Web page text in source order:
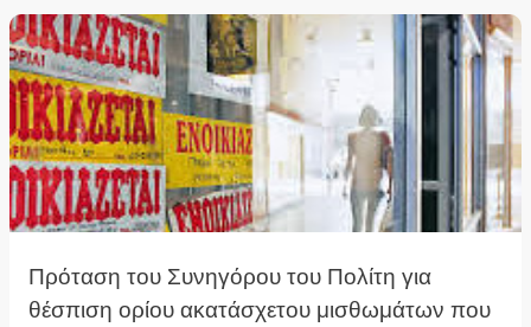
Πρόταση του Συνηγόρου του Πολίτη για
θέσπιση ορίου ακατάσχετου μισθωμάτων που